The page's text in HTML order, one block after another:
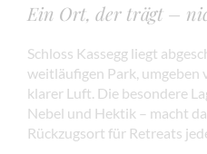
Ein Ort, der trägt –
Schloss Kassegg liegt
weitläufigen Park, umgeben
klarer Luft. Die besondere
Nebel und Hektik – macht
Rückzugsort für Retreats